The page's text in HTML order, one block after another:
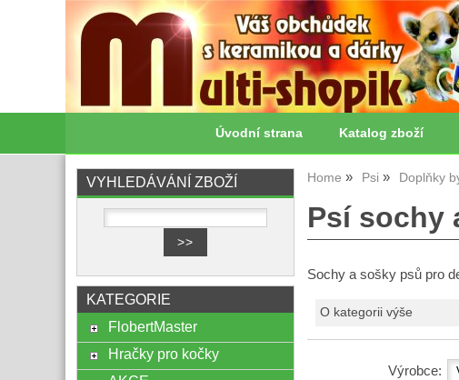
Úvodní strana Katalog zboží
Home Psi Doplňky
Psí sochy
Sochy a sošky psů pro
O kategorii výše
Výrobce:
VYHLEDÁVÁNÍ ZBOŽÍ
KATEGORIE
FlobertMaster
Hračky pro kočky